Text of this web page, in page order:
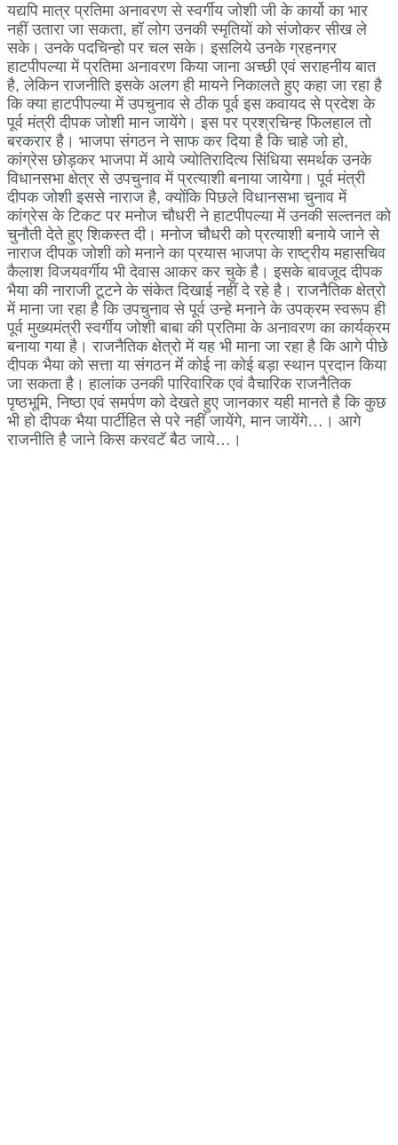
यद्यपि मात्र प्रतिमा अनावरण से स्वर्गीय जोशी जी के कार्यो का भार
नहीं उतारा जा सकता, हॉ लोग उनकी स्मृतियों को संजोकर सीख ले
सके। उनके पदचिन्हो पर चल सके। इसलिये उनके ग्रहनगर
हाटपीपल्या में प्रतिमा अनावरण किया जाना अच्छी एवं सराहनीय बात
है, लेकिन राजनीति इसके अलग ही मायने निकालते हुए कहा जा रहा है
कि क्या हाटपीपल्या में उपचुनाव से ठीक पूर्व इस कवायद से प्रदेश के
पूर्व मंत्री दीपक जोशी मान जायेंगे। इस पर प्रश्रचिन्ह फिलहाल तो
बरकरार है। भाजपा संगठन ने साफ कर दिया है कि चाहे जो हो,
कांग्रेस छोड़कर भाजपा में आये ज्योतिरादित्य सिंधिया समर्थक उनके
विधानसभा क्षेत्र से उपचुनाव में प्रत्याशी बनाया जायेगा। पूर्व मंत्री
दीपक जोशी इससे नाराज है, क्योंकि पिछले विधानसभा चुनाव में
कांग्रेस के टिकट पर मनोज चौधरी ने हाटपीपल्या में उनकी सल्तनत को
चुनौती देते हुए शिकस्त दी। मनोज चौधरी को प्रत्याशी बनाये जाने से
नाराज दीपक जोशी को मनाने का प्रयास भाजपा के राष्ट्रीय महासचिव
कैलाश विजयवर्गीय भी देवास आकर कर चुके है। इसके बावजूद दीपक
भैया की नाराजी टूटने के संकेत दिखाई नहीं दे रहे है। राजनैतिक क्षेत्रो
में माना जा रहा है कि उपचुनाव से पूर्व उन्हे मनाने के उपक्रम स्वरूप ही
पूर्व मुख्यमंत्री स्वर्गीय जोशी बाबा की प्रतिमा के अनावरण का कार्यक्रम
बनाया गया है। राजनैतिक क्षेत्रो में यह भी माना जा रहा है कि आगे पीछे
दीपक भैया को सत्ता या संगठन मेंं कोई ना कोई बड़ा स्थान प्रदान किया
जा सकता है। हालांक उनकी पारिवारिक एवं वैचारिक राजनैतिक
पृष्ठभूमि, निष्ठा एवं समर्पण को देखते हुए जानकार यही मानते है कि कुछ
भी हो दीपक भैया पार्टीहित से परे नहीं जायेंगे, मान जायेंगे…। आगे
राजनीति है जाने किस करवटॅ बैठ जाये…।